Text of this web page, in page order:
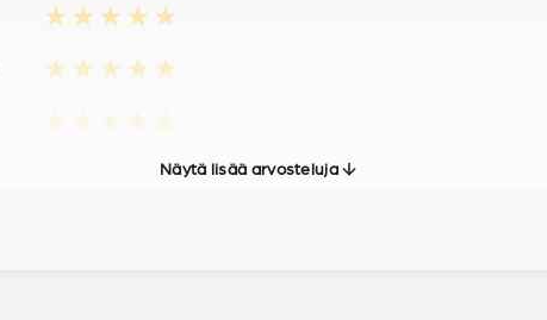
★★★★★
★★★★★
★★★★★
Näytä lisää arvosteluja